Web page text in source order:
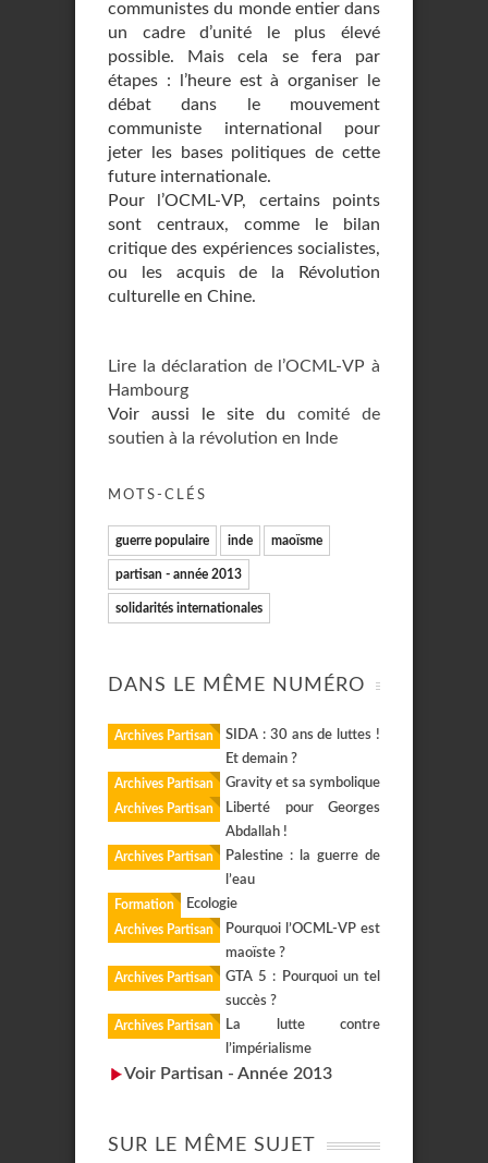
communistes du monde entier dans
un cadre d’unité le plus élevé
possible. Mais cela se fera par
étapes : l’heure est à organiser le
débat dans le mouvement
communiste international pour
jeter les bases politiques de cette
future internationale.
Pour l’OCML-VP, certains points
sont centraux, comme le bilan
critique des expériences socialistes,
ou les acquis de la Révolution
culturelle en Chine.
Lire la déclaration de l’OCML-VP à
Hambourg
Voir aussi le site du comité de
soutien à la révolution en Inde
MOTS-CLÉS
guerre populaire inde maoïsme
partisan - année 2013
solidarités internationales
DANS LE MÊME NUMÉRO
Archives Partisan
SIDA : 30 ans de luttes !
Et demain ?
Archives Partisan Gravity et sa symbolique
Archives Partisan
Liberté pour Georges
Abdallah !
Archives Partisan
Palestine : la guerre de
l’eau
Formation Ecologie
Archives Partisan
Pourquoi l’OCML-VP est
maoïste ?
Archives Partisan
GTA 5 : Pourquoi un tel
succès ?
Archives Partisan
La lutte contre
l’impérialisme
Voir Partisan - Année 2013
SUR LE MÊME SUJET